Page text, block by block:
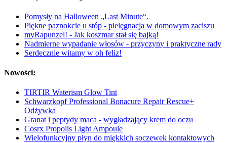
Pomysły na Halloween „Last Minute“.
Piękne paznokcie u stóp - pielęgnacja w domowym zaciszu
myRapunzel! - Jak koszmar stał się bajką!
Nadmierne wypadanie włosów - przyczyny i praktyczne rady
Serdecznie witamy w oh feliz!
Nowości:
TIRTIR Waterism Glow Tint
Schwarzkopf Professional Bonacure Repair Rescue+
Odżywka
Granat i peptydy maca - wygładzający krem do oczu
Cosrx Propolis Light Ampoule
Wielofunkcyjny płyn do miękkich soczewek kontaktowych